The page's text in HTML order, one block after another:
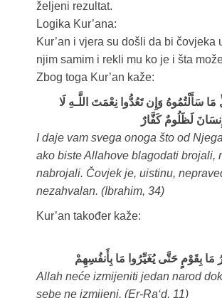
željeni rezultat.
Logika Kur’ana:
Kur’an i vjera su došli da bi čovjeka
njim samim i rekli mu ko je i šta
Zbog toga Kur’an kaže:
سَأَلْتُمُوهُ وَإِن تَعُدُّوا نِعْمَتَ اللَّـهِ لَا
لَظَلُومٌ كَفَّارٌ
I daje vam svega onoga što od
ako biste Allahove blagodati brojali,
nabrojali. Čovjek je, uistinu,
nezahvalan. (Ibrahim, 34)
Kur’an također kaže:
مَا بِقَوْمٍ حَتَّى يُغَيِّرُ‌وا مَا بِأَنفُسِهِمْ
Allah neće izmijeniti jedan narod
sebe ne izmijeni. (Er-Ra‘d, 11)